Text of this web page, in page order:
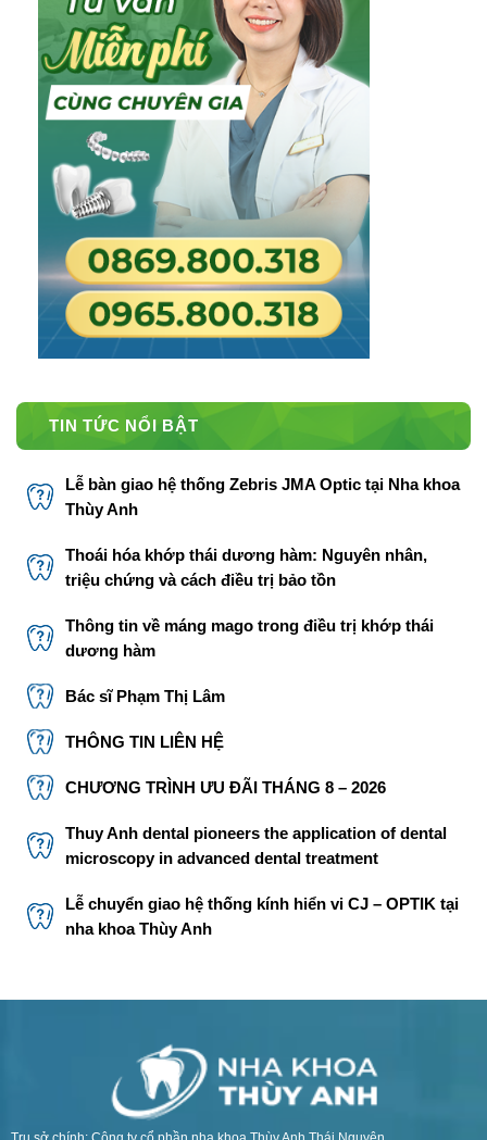
TIN TỨC NỔI BẬT
Lễ bàn giao hệ thống Zebris JMA Optic tại Nha khoa
Thùy Anh
Thoái hóa khớp thái dương hàm: Nguyên nhân,
triệu chứng và cách điều trị bảo tồn
Thông tin về máng mago trong điều trị khớp thái
dương hàm
Bác sĩ Phạm Thị Lâm
THÔNG TIN LIÊN HỆ
CHƯƠNG TRÌNH ƯU ĐÃI THÁNG 8 – 2026
Thuy Anh dental pioneers the application of dental
microscopy in advanced dental treatment
Lễ chuyển giao hệ thống kính hiển vi CJ – OPTIK tại
nha khoa Thùy Anh